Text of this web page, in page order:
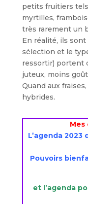
petits fruitiers
myrtilles,
très rarement un
En réalité, ils sont
sélection et le
ressortir) portent
juteux, moins
Quand aux
hybrides.
Mes
L’agenda
Pouvoirs
et l’agenda